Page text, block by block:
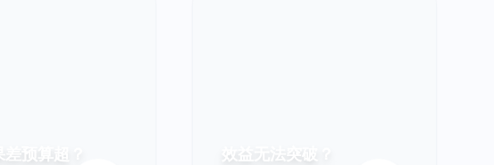
差预算超？ 效益无法突破？